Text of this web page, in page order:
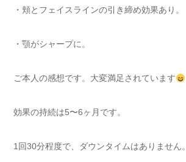
・頬とフェイスラインの引き締め効果あり。
・顎がシャープに。
ご本人の感想です。大変満足されています
効果の持続は5〜6ヶ月です。
1回30分程度で、ダウンタイムはありません。